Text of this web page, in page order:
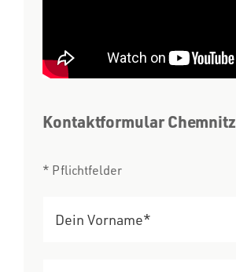
Kontaktformular Chemnitz
* Pflichtfelder